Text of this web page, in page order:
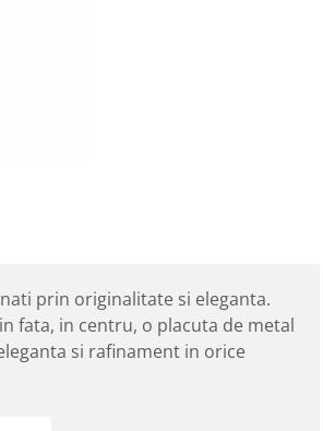
prin originalitate si eleganta.
fata, in centru, o placuta de metal
si rafinament in orice